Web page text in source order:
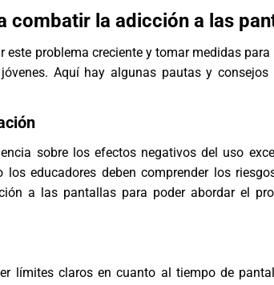
combatir la adicción a las
este problema creciente y tomar medidas
Aquí hay algunas pautas y consejos
sobre los efectos negativos del uso
los educadores deben comprender los
a las pantallas para poder abordar el
límites claros en cuanto al tiempo de